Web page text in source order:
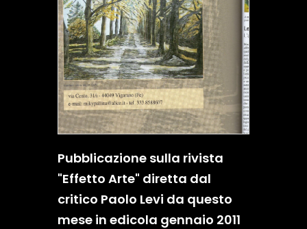
Pubblicazione sulla rivista
"Effetto Arte" diretta dal
critico Paolo Levi da questo
mese in edicola gennaio 2011